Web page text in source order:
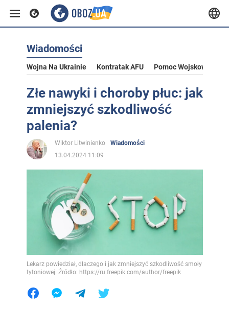
Wiadomości
Wojna Na Ukrainie Kontratak AFU Pomoc Wojskowa Dla
Złe nawyki i choroby płuc: jak
zmniejszyć szkodliwość
palenia?
Wiktor Litwinienko
Wiadomości
13.04.2024 11:09
Lekarz powiedział, dlaczego i jak zmniejszyć szkodliwość smoły
tytoniowej. Źródło: https://ru.freepik.com/author/freepik